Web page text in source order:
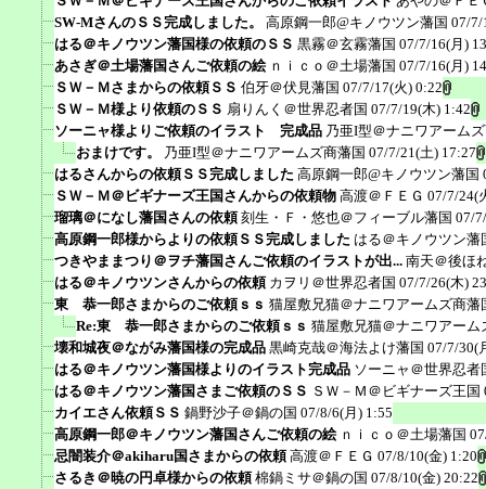
SW-MさんのＳＳ完成しました。
高原鋼一郎@キノウツン藩国 07/7/
はる＠キノウツン藩国様の依頼のＳＳ 黒霧＠玄霧藩国 07/7/16(月)
あさぎ＠土場藩国さんご依頼の絵 ｎｉｃｏ＠土場藩国 07/7/16(月)
ＳＷ－Ｍさまからの依頼ＳＳ 伯牙＠伏見藩国 07/7/17(火) 0:22
ＳＷ－Ｍ様より依頼のＳＳ 扇りんく＠世界忍者国 07/7/19(木) 1:42
ソーニャ様よりご依頼のイラスト 完成品 乃亜I型＠ナニワアーム
おまけです。
乃亜I型＠ナニワアームズ商藩国 07/7/21(土) 17:27
はるさんからの依頼ＳＳ完成しました 高原鋼一郎@キノウツン藩国
ＳＷ－Ｍ＠ビギナーズ王国さんからの依頼物 高渡＠ＦＥＧ 07/7/24(
瑠璃＠になし藩国さんの依頼 刻生・Ｆ・悠也＠フィーブル藩国 07/
高原鋼一郎様からよりの依頼ＳＳ完成しました はる＠キノウツン藩
つきやままつり＠ヲチ藩国さんご依頼のイラストが出... 南天＠後ほ
はる＠キノウツンさんからの依頼 カヲリ＠世界忍者国 07/7/26(木)
東 恭一郎さまからのご依頼ｓｓ 猫屋敷兄猫＠ナニワアームズ商藩
Re:東 恭一郎さまからのご依頼ｓｓ 猫屋敷兄猫＠ナニワアーム
壊和城夜＠ながみ藩国様の完成品 黒崎克哉＠海法よけ藩国 07/7/30(
はる＠キノウツン藩国様よりのイラスト完成品 ソーニャ＠世界忍者
はる＠キノウツン藩国さまご依頼のＳＳ ＳＷ－Ｍ＠ビギナーズ王国
カイエさん依頼ＳＳ 鍋野沙子＠鍋の国 07/8/6(月) 1:55
高原鋼一郎＠キノウツン藩国さんご依頼の絵 ｎｉｃｏ＠土場藩国
忌闇装介＠akiharu国さまからの依頼 高渡＠ＦＥＧ 07/8/10(金) 1:20
さるき＠暁の円卓様からの依頼 棉鍋ミサ＠鍋の国 07/8/10(金) 20:22